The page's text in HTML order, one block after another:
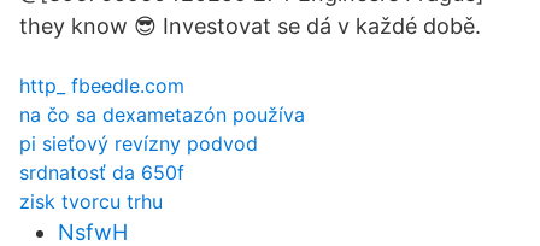
they know 😎 Investovat se dá v každé době.
http_ fbeedle.com
na čo sa dexametazón používa
pi sieťový revízny podvod
srdnatosť da 650f
zisk tvorcu trhu
NsfwH